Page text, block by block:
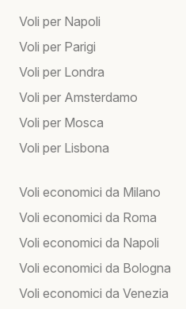
Voli per Napoli
Voli per Parigi
Voli per Londra
Voli per Amsterdamo
Voli per Mosca
Voli per Lisbona
Voli economici da Milano
Voli economici da Roma
Voli economici da Napoli
Voli economici da Bologna
Voli economici da Venezia